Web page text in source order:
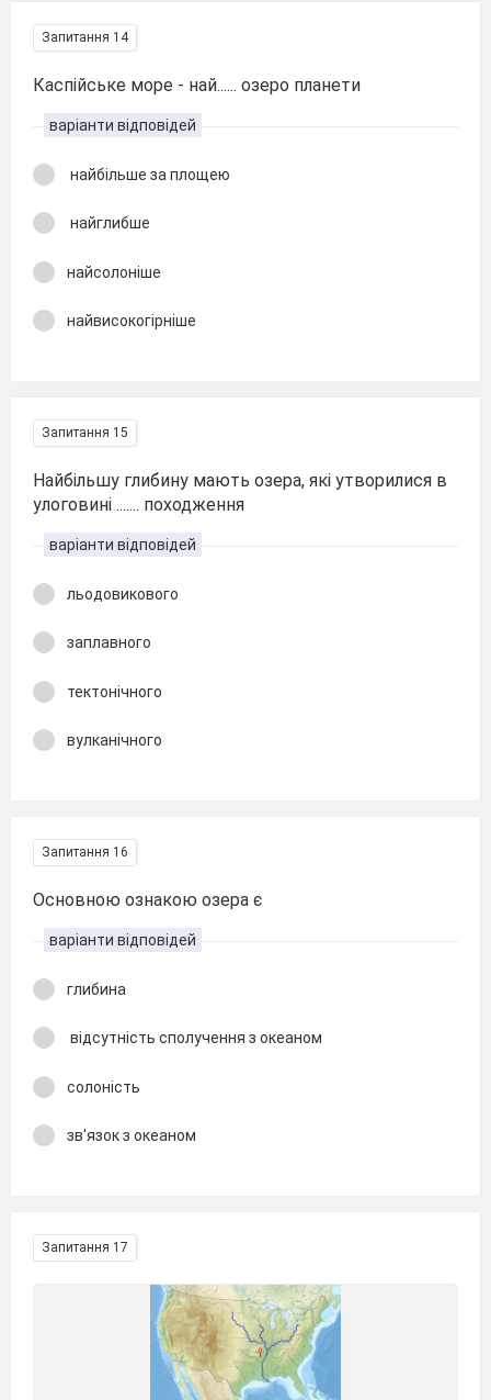
Запитання 14
Каспійське море - най...... озеро планети
варіанти відповідей
найбільше за площею
найглибше
найсолоніше
найвисокогірніше
Запитання 15
Найбільшу глибину мають озера, які утворилися в
улоговині ....... походження
варіанти відповідей
льодовикового
заплавного
тектонічного
вулканічного
Запитання 16
Основною ознакою озера є
варіанти відповідей
глибина
відсутність сполучення з океаном
солоність
зв'язок з океаном
Запитання 17